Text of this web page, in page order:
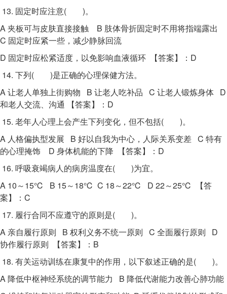
13. 固定时应注意( )。
A 夹板可与皮肤直接接触 B 肢体骨折固定时不用将指端露出
C 固定时应紧一些，减少静脉回流
D 固定时应松紧适度，以免影响血液循环 【答案】：D
14. 下列( )是正确的心理保健方法。
A 让老人单独上街购物 B 让老人吃补品 C 让老人锻炼身体 D
和老人交流、沟通 【答案】：D
15. 老年人心理上会产生下列变化，但不包括( )。
A 人格偏执型发展 B 好以自我为中心，人际关系变差 C 特有
的心理掩饰 D 身体机能的下降 【答案】：D
16. 呼吸衰竭病人的病房温度在( )为宜。
A 10～15℃ B 15～18℃ C 18～22℃ D 22～25℃ 【答
案】：C
17. 履行合同不应遵守的原则是( )。
A 亲自履行原则 B 权利义务不统一原则 C 全面履行原则 D
协作履行原则 【答案】：B
18. 有关运动训练在康复中的作用，以下叙述正确的是( )。
A 降低中枢神经系统的调节能力 B 降低代谢能力改善心肺功能